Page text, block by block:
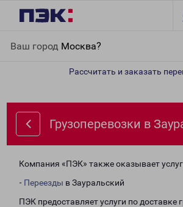
Ваш город Москва?
Рассчитать и заказать
Грузоперевозки в
Компания «ПЭК» также оказывает
- Переезды в Зауральский
ПЭК предоставляет услуги по доставке